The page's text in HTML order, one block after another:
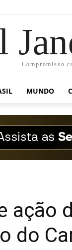
Compromisso
MUNDO
ação
do